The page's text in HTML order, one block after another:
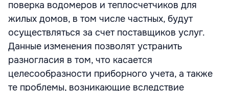
поверка водомеров и теплосчетчиков для
жилых домов, в том числе частных, будут
осуществляться за счет поставщиков услуг.
Данные изменения позволят устранить
разногласия в том, что касается
целесообразности приборного учета, а также
те проблемы, возникающие вследствие